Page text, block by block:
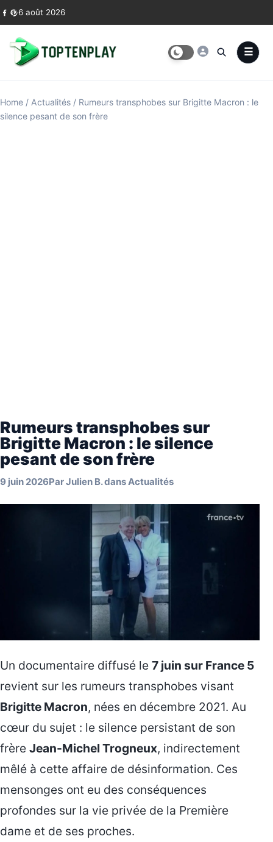
Skip to content
6 août 2026
Home / Actualités / Rumeurs transphobes sur Brigitte Macron : le
silence pesant de son frère
Rumeurs transphobes sur
Brigitte Macron : le silence
pesant de son frère
9 juin 2026ParJulien B.dansActualités
Un documentaire diffusé le 7 juin sur France 5
revient sur les rumeurs transphobes visant
Brigitte Macron, nées en décembre 2021. Au
cœur du sujet : le silence persistant de son
frère Jean-Michel Trogneux, indirectement
mêlé à cette affaire de désinformation. Ces
mensonges ont eu des conséquences
profondes sur la vie privée de la Première
dame et de ses proches.